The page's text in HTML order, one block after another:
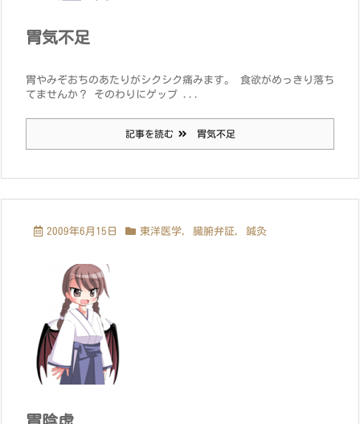
胃気不足
胃やみぞおちのあたりがシクシク痛みます。 食欲がめっきり落ち
てませんか？ そのわりにゲップ ...
記事を読む 胃気不足
2009年6月15日 東洋医学, 臓腑弁証, 鍼灸
胃陰虚